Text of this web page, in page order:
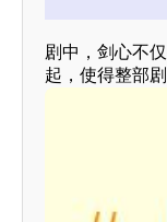
剧中，剑心不
起，使得整部